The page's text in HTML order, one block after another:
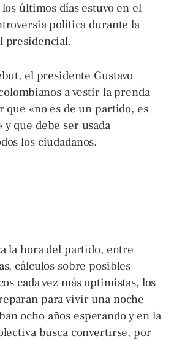
últimos días estuvo en el
política durante la
presidencial.
el presidente Gustavo
a vestir la prenda
que «no es de un partido, es
y que debe ser usada
los ciudadanos.
la hora del partido, entre
cálculos sobre posibles
cada vez más optimistas, los
para vivir una noche
ocho años esperando y en la
busca convertirse, por